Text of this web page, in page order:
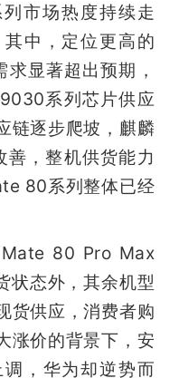
市场热度持续走
中，定位更高的
显著超出预期，
系列芯片供应
链逐步爬坡，麒麟
，整机供货能力
80系列整体已经
80 Pro Max
状态外，其余机型
货供应，消费者购
涨价的背景下，安
，华为却逆势而